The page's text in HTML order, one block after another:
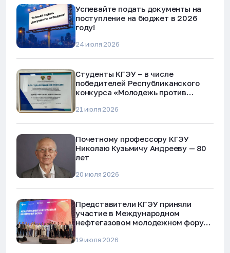
Успевайте подать документы на
поступление на бюджет в 2026
году!
24 июля 2026
Студенты КГЭУ – в числе
победителей Республиканского
конкурса «Молодежь против
мошенничества»
21 июля 2026
Почетному профессору КГЭУ
Николаю Кузьмичу Андрееву — 80
лет
20 июля 2026
Представители КГЭУ приняли
участие в Международном
нефтегазовом молодежном форуме
19 июля 2026